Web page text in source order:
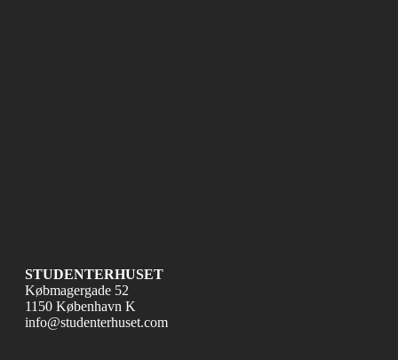
STUDENTERHUSET
Købmagergade 52
1150 København K
info@studenterhuset.com